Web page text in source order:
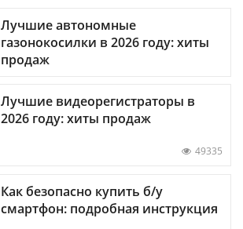
Лучшие автономные
газонокосилки в 2026 году: хиты
продаж
Лучшие видеорегистраторы в
2026 году: хиты продаж
49335
Как безопасно купить б/у
смартфон: подробная инструкция